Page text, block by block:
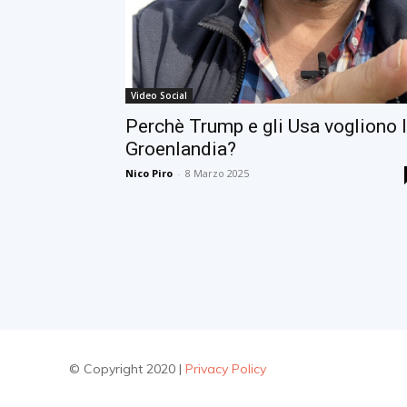
Video Social
Perchè Trump e gli Usa vogliono
Groenlandia?
Nico Piro - 8 Marzo 2025
© Copyright 2020 | Privacy Policy